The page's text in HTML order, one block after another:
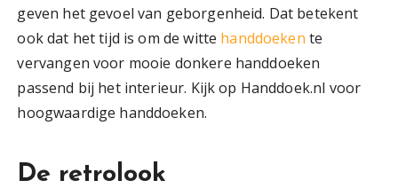
geven het gevoel van geborgenheid. Dat betekent
ook dat het tijd is om de witte handdoeken te
vervangen voor mooie donkere handdoeken
passend bij het interieur. Kijk op Handdoek.nl voor
hoogwaardige handdoeken.
De retrolook